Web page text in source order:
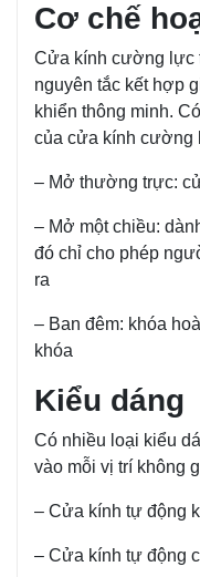
Cơ chế
Cửa kính cường lực
nguyên tắc kết hợp
khiển thông minh.
của cửa kính cường
– Mở thường trực:
– Mở một chiều:
đó chỉ cho phép
ra
– Ban đêm: khóa
khóa
Kiểu dáng
Có nhiều loại kiểu
vào mỗi vị trí không
– Cửa kính tự động
– Cửa kính tự động